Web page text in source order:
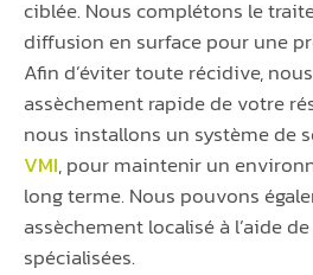
ciblée. Nous complétons le
diffusion en surface pour une
Afin d’éviter toute récidive,
assèchement rapide de votre
nous installons un système de
VMI, pour maintenir un
long terme. Nous pouvons
assèchement localisé à l’aide
spécialisées.